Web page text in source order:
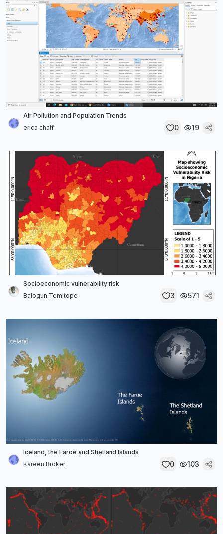
Air Pollution and Population Trends
erica chaif
0 19
Socioeconomic vulnerability risk
Balogun Temitope
3 571
Iceland, the Faroe and Shetland Islands
Kareen Bröker
0 103